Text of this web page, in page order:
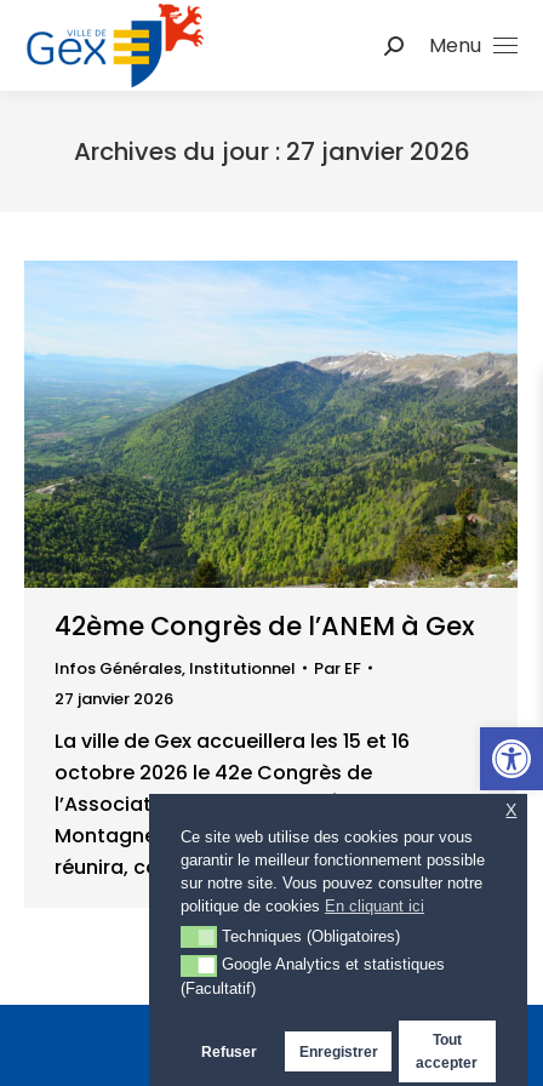
Ouvrir
Menu
Recherche
Archives du jour : 27 janvier 2026
42ème Congrès de l’ANEM à Gex
Infos Générales, Institutionnel Par EF
27 janvier 2026
La ville de Gex accueillera les 15 et 16
octobre 2026 le 42e Congrès de
l’Association Nationale des Élus de la
Montagne (ANEM). Cet événement national
réunira, comme chaque année,…
Ce site web utilise des cookies pour vous
garantir le meilleur fonctionnement possible
sur notre site. Vous pouvez consulter notre
politique de cookies En cliquant ici
Techniques (Obligatoires)
Techniques (Obligatoires)
Google Analytics et statistiques (Facultatif)
Google Analytics et statistiques
(Facultatif)
Refuser Enregistrer
Tout
accepter
X